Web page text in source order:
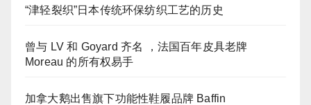
“津轻裂织”日本传统环保纺织工艺的历史
曾与 LV 和 Goyard 齐名 ，法国百年皮具老牌
Moreau 的所有权易手
加拿大鹅出售旗下功能性鞋履品牌 Baffin